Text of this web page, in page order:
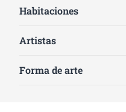
Habitaciones
Artistas
Forma de arte